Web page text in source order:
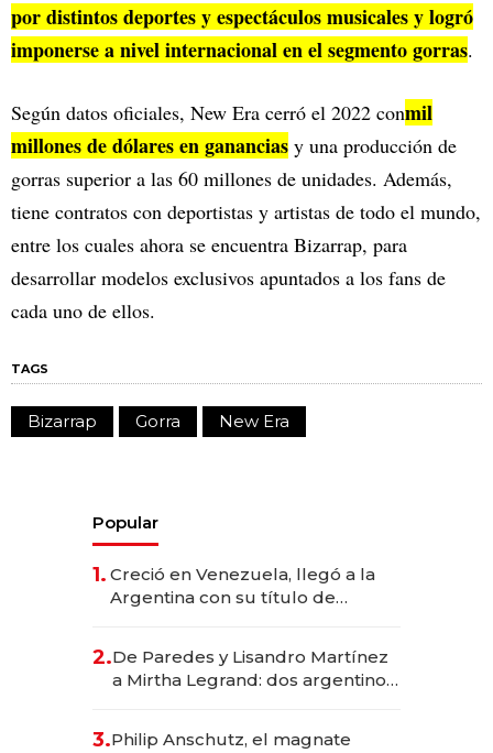
por distintos deportes y espectáculos musicales y logró
imponerse a nivel internacional en el segmento gorras.
Según datos oficiales, New Era cerró el 2022 conmil
millones de dólares en ganancias y una producción de
gorras superior a las 60 millones de unidades. Además,
tiene contratos con deportistas y artistas de todo el mundo,
entre los cuales ahora se encuentra Bizarrap, para
desarrollar modelos exclusivos apuntados a los fans de
cada uno de ellos.
TAGS
Bizarrap Gorra New Era
Popular
1. Creció en Venezuela, llegó a la
Argentina con su título de
las marcas "fast premium"
2.De Paredes y Lisandro Martínez
a Mirtha Legrand: dos argentinos
3.Philip Anschutz, el magnate